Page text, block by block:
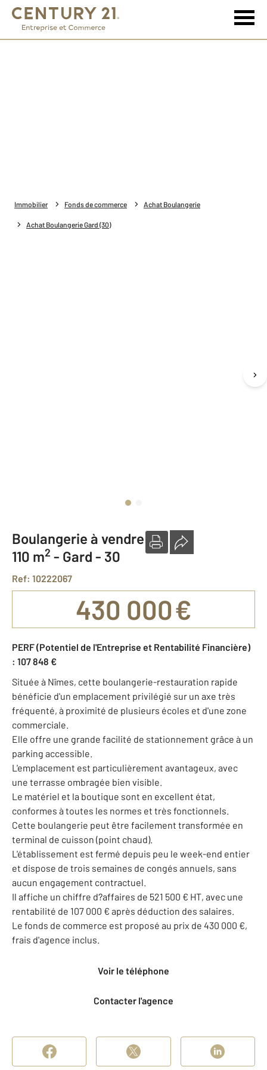
Immobilier Fonds de commerce Achat Boulangerie
Achat Boulangerie Gard (30)
Boulangerie à vendre
110 m2 - Gard - 30
Ref: 10222067
430 000 €
PERF (Potentiel de l'Entreprise et Rentabilité Financière)
: 107 848 €
Située à Nîmes, cette boulangerie-restauration rapide
bénéficie d'un emplacement privilégié sur un axe très
fréquenté, à proximité de plusieurs écoles et d'une zone
commerciale.
Elle offre une grande facilité de stationnement grâce à un
parking accessible.
L'emplacement est particulièrement avantageux, avec
une terrasse ombragée bien visible.
Le matériel et la boutique sont en excellent état,
conformes à toutes les normes et très fonctionnels.
Cette boulangerie peut être facilement transformée en
terminal de cuisson (point chaud).
L'établissement est fermé depuis peu le week-end entier
et dispose de trois semaines de congés annuels, sans
aucun engagement contractuel.
Il affiche un chiffre d?affaires de 521 500 € HT, avec une
rentabilité de 107 000 € après déduction des salaires.
Le fonds de commerce est proposé au prix de 430 000 €,
frais d'agence inclus.
Voir le téléphone
Contacter l'agence